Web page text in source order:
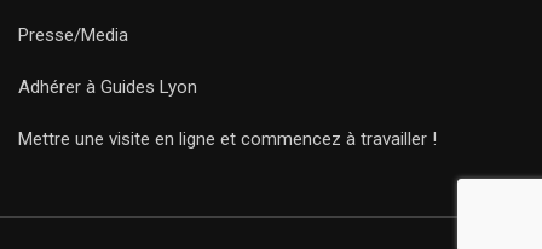
Presse/Media
Adhérer à Guides Lyon
Mettre une visite en ligne et commencez à travailler !